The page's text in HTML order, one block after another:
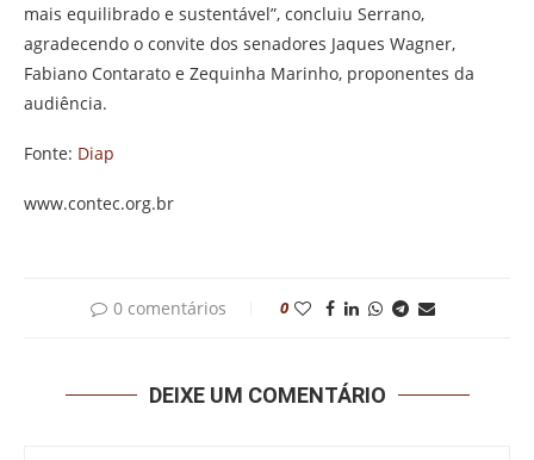
mais equilibrado e sustentável”, concluiu Serrano,
agradecendo o convite dos senadores Jaques Wagner,
Fabiano Contarato e Zequinha Marinho, proponentes da
audiência.
Fonte: Diap
www.contec.org.br
0 comentários 0
DEIXE UM COMENTÁRIO